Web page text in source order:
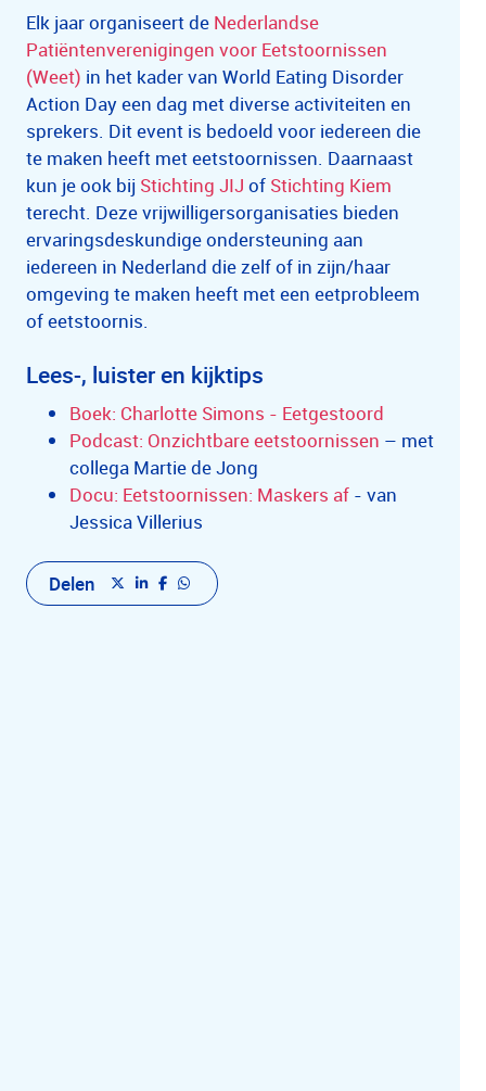
Elk jaar organiseert de Nederlandse
Patiëntenverenigingen voor Eetstoornissen
(Weet) in het kader van World Eating Disorder
Action Day een dag met diverse activiteiten en
sprekers. Dit event is bedoeld voor iedereen die
te maken heeft met eetstoornissen. Daarnaast
kun je ook bij Stichting JIJ of Stichting Kiem
terecht. Deze vrijwilligersorganisaties bieden
ervaringsdeskundige ondersteuning aan
iedereen in Nederland die zelf of in zijn/haar
omgeving te maken heeft met een eetprobleem
of eetstoornis.
Lees-, luister en kijktips
Boek: Charlotte Simons - Eetgestoord
Podcast: Onzichtbare eetstoornissen – met
collega Martie de Jong
Docu: Eetstoornissen: Maskers af - van
Jessica Villerius
Delen